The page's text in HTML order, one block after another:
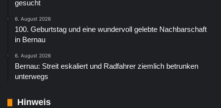
gesucht
6. August 2026
100. Geburtstag und eine wundervoll gelebte Nachbarschaft
in Bernau
6. August 2026
Bernau: Streit eskaliert und Radfahrer ziemlich betrunken
unterwegs
Hinweis